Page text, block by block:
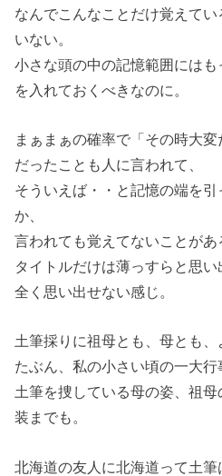
なんでこんなことだけ覚えて
いない。
小さな頭の中の記憶範囲には
を入れておくべきなのに。
まぁまぁの確率で「その時大
だったことも人に言われて、
そういえば・・と記憶の端を
か、
言われても覚えてないことがあ
タイトルだけは薄っすらと思
全く思い出せない感じ。
土筆採りに祖母とも、母とも、
たぶん、私の小さい頃の一大行
土筆を捜している母の姿、祖
装までも。
北海道の友人に北海道って土筆